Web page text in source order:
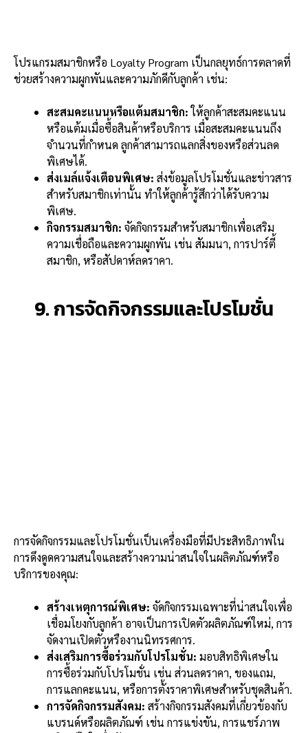
โปรแกรมสมาชิกหรือ Loyalty Program เป็นกลยุทธ์การตลาดที่
ช่วยสร้างความผูกพันและความภักดีกับลูกค้า เช่น:
สะสมคะแนนหรือแต้มสมาชิก:ให้ลูกค้าสะสมคะแนน
หรือแต้มเมื่อซื้อสินค้าหรือบริการ เมื่อสะสมคะแนนถึง
จำนวนที่กำหนด ลูกค้าสามารถแลกสิ่งของหรือส่วนลด
พิเศษได้.
ส่งเมล์แจ้งเตือนพิเศษ: ส่งข้อมูลโปรโมชั่นและข่าวสาร
สำหรับสมาชิกเท่านั้น ทำให้ลูกค้ารู้สึกว่าได้รับความ
พิเศษ.
กิจกรรมสมาชิก: จัดกิจกรรมสำหรับสมาชิกเพื่อเสริม
ความเชื่อถือและความผูกพัน เช่น สัมมนา, การปาร์ตี้
สมาชิก, หรือสัปดาห์ลดราคา.
9. การจัดกิจกรรมและโปรโมชั่น
การจัดกิจกรรมและโปรโมชั่นเป็นเครื่องมือที่มีประสิทธิภาพใน
การดึงดูดความสนใจและสร้างความน่าสนใจในผลิตภัณฑ์หรือ
บริการของคุณ:
สร้างเหตุการณ์พิเศษ: จัดกิจกรรมเฉพาะที่น่าสนใจเพื่อ
เชื่อมโยงกับลูกค้า อาจเป็นการเปิดตัวผลิตภัณฑ์ใหม่, การ
จัดงานเปิดตัวหรืองานนิทรรศการ.
ส่งเสริมการซื้อร่วมกับโปรโมชั่น: มอบสิทธิพิเศษใน
การซื้อร่วมกับโปรโมชั่น เช่น ส่วนลดราคา, ของแถม,
การแลกคะแนน, หรือการตั้งราคาพิเศษสำหรับชุดสินค้า.
การจัดกิจกรรมสังคม: สร้างกิจกรรมสังคมที่เกี่ยวข้องกับ
แบรนด์หรือผลิตภัณฑ์ เช่น การแข่งขัน, การแชร์ภาพ